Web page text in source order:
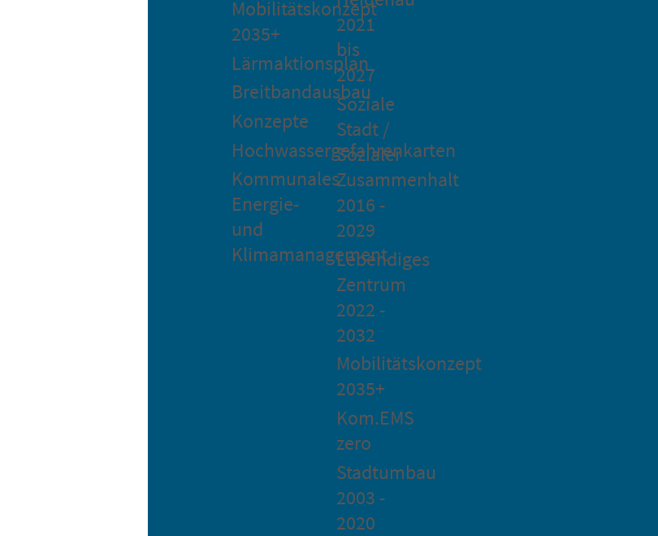
Mobilitätskonzept
2035+
Lärmaktionsplan
Breitbandausbau
Konzepte
Hochwassergefahrenkarten
Kommunales
Energie-
und
Klimamanagement
2021
bis
2027
Soziale
Stadt /
Sozialer
Zusammenhalt
2016 -
2029
Lebendiges
Zentrum
2022 -
2032
Mobilitätskonzept
2035+
Kom.EMS
zero
Stadtumbau
2003 -
2020